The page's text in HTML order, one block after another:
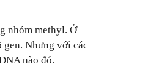
nhóm methyl. Ở
gen. Nhưng với các
nào đó.